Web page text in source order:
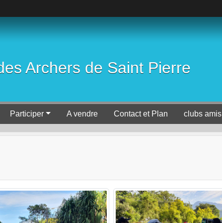
Archers de Saint Pierre
Participer A vendre Contact et Plan clubs amis